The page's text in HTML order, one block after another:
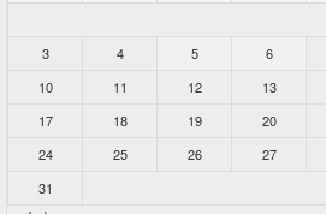
3
4 5 6
10
11 12 13
17
18 19 20
24
25 26 27
31